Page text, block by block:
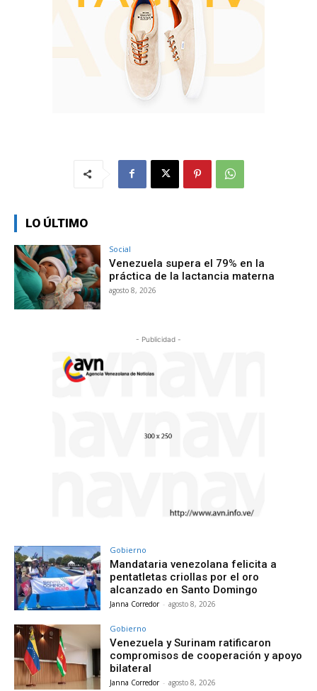
LO ÚLTIMO
Social
Venezuela supera el 79% en la
práctica de la lactancia materna
agosto 8, 2026
- Publicidad -
Gobierno
Mandataria venezolana felicita a
pentatletas criollas por el oro
alcanzado en Santo Domingo
Janna Corredor - agosto 8, 2026
Gobierno
Venezuela y Surinam ratificaron
compromisos de cooperación y apoyo
bilateral
Janna Corredor - agosto 8, 2026